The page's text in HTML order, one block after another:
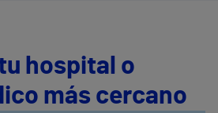
hospital o
más cercano